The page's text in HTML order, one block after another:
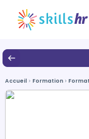
Accueil Formation